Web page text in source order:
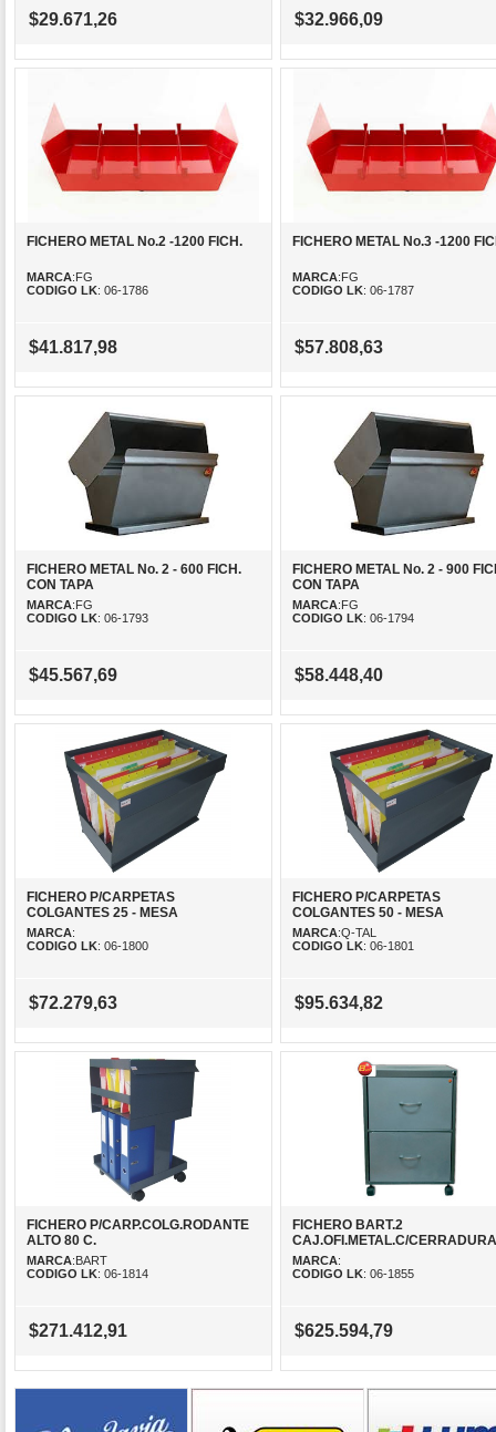
$29.671,26 $32.966,09
FICHERO METAL No.2 -1200 FICH.
MARCA:FG
CODIGO LK: 06-1786
$41.817,98
FICHERO METAL No.3 -1200
MARCA:FG
CODIGO LK: 06-1787
$57.808,63
FICHERO METAL No. 2 - 600 FICH.
CON TAPA
MARCA:FG
CODIGO LK: 06-1793
$45.567,69
FICHERO METAL No. 2 - 900
CON TAPA
MARCA:FG
CODIGO LK: 06-1794
$58.448,40
FICHERO P/CARPETAS
COLGANTES 25 - MESA
MARCA:
CODIGO LK: 06-1800
$72.279,63
FICHERO P/CARPETAS
COLGANTES 50 - MESA
MARCA:Q-TAL
CODIGO LK: 06-1801
$95.634,82
FICHERO P/CARP.COLG.RODANTE
ALTO 80 C.
MARCA:BART
CODIGO LK: 06-1814
$271.412,91
FICHERO BART.2
CAJ.OFI.METAL.C/CERRADURA
MARCA:
CODIGO LK: 06-1855
$625.594,79